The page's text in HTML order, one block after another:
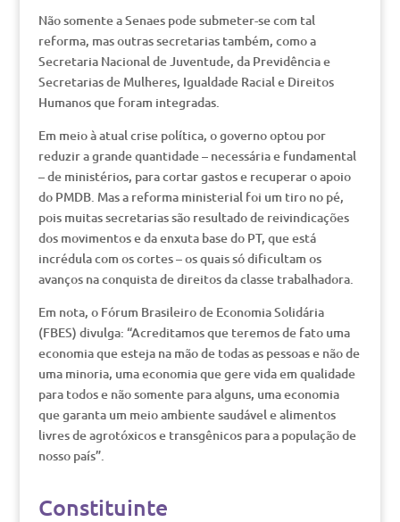
Não somente a Senaes pode submeter-se com tal
reforma, mas outras secretarias também, como a
Secretaria Nacional de Juventude, da Previdência e
Secretarias de Mulheres, Igualdade Racial e Direitos
Humanos que foram integradas.
Em meio à atual crise política, o governo optou por
reduzir a grande quantidade – necessária e fundamental
– de ministérios, para cortar gastos e recuperar o apoio
do PMDB. Mas a reforma ministerial foi um tiro no pé,
pois muitas secretarias são resultado de reivindicações
dos movimentos e da enxuta base do PT, que está
incrédula com os cortes – os quais só dificultam os
avanços na conquista de direitos da classe trabalhadora.
Em nota, o Fórum Brasileiro de Economia Solidária
(FBES) divulga: “Acreditamos que teremos de fato uma
economia que esteja na mão de todas as pessoas e não de
uma minoria, uma economia que gere vida em qualidade
para todos e não somente para alguns, uma economia
que garanta um meio ambiente saudável e alimentos
livres de agrotóxicos e transgênicos para a população de
nosso país”.
Constituinte